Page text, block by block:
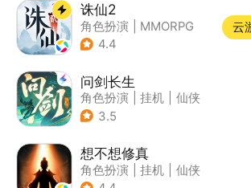
诛仙2
角色扮演
MMORPG
| 仙侠
4.4
云
问剑长生
角色扮演 挂机
仙侠
| 剧情
3.5
想不想修真
角色扮演 挂机
仙侠